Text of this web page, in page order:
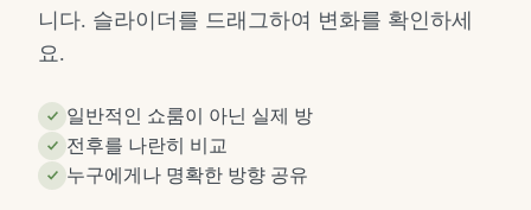
니다. 슬라이더를 드래그하여 변화를 확인하세
요.
일반적인 쇼룸이 아닌 실제 방
전후를 나란히 비교
누구에게나 명확한 방향 공유
이
전